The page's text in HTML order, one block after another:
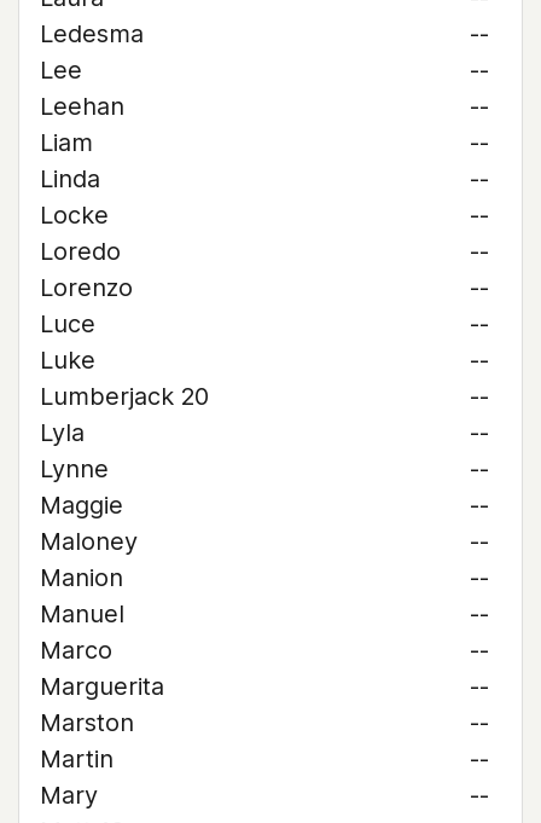
Ledesma
--
Lee
--
Leehan
--
Liam
--
Linda
--
Locke
--
Loredo
--
Lorenzo
--
Luce
--
Luke
--
Lumberjack 20
--
Lyla
--
Lynne
--
Maggie
--
Maloney
--
Manion
--
Manuel
--
Marco
--
Marguerita
--
Marston
--
Martin
--
Mary
--